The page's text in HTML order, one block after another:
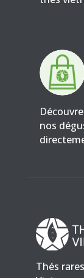
nos
Thés